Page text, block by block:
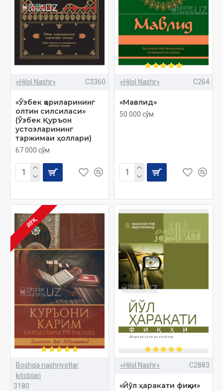
«Hilol Nashr» C3360
«Ўзбек қориларининг
олтин силсиласи»
(Ўзбек Қуръон
устозларининг
таржимаи ҳоллари)
67 000 сўм
«Hilol Nashr» C264
«Мавлид»
50 000 сўм
ЙЎҚ
Boshqa nashriyotlar
kitoblari
3180
«Hilol Nashr» C2883
«Йўл ҳаракати фиқҳи»